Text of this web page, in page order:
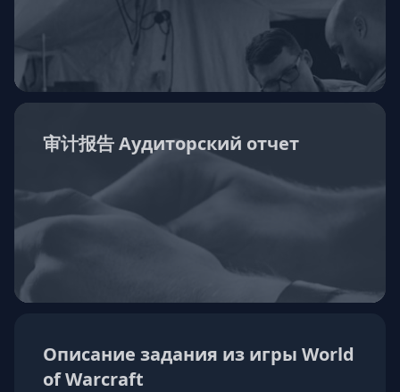
审计报告 Аудиторский отчет
Описание задания из игры World
of Warcraft